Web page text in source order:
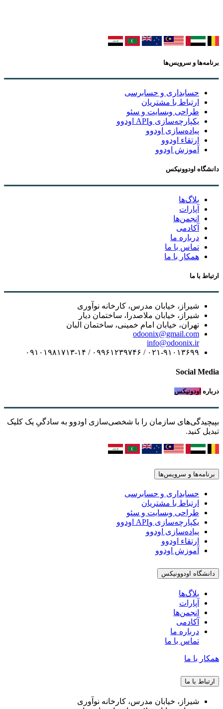
برنامه‌ها و سرویس‌ها
حسابداری و حسابرسی
ارتباط با مشتریان
طراحی وبسایت و سئو
یکپارچه‌سازی وAPI اودوو
پیاده‌سازی اودوو
ارتقاء اودوو
آموزش اودوو
دانشگاه اودوونیکس
بلاگ‌ها
آپارات
انجمن‌ها
آکادمی
درباره ما
تماس با ما
همکار با ما
ارتباط با ما
شیراز، خیابان مدرس، کارخانه نوآوری
شیراز، خیابان ملاصدرا، ساختمان دیار
تهران، خیابان امام خمینی، ساختمان البان
odoonix@gmail.com
info@odoonix.ir
۰۲۱-۹۱۰۱۳۶۹۹ / ۰۹۹۶۱۲۳۹۷۴۶ / ۰۹۱۰۱۹۸۱۷۱۳-۱۴
Social Media
درباره اودونیکس
بپیچیدگی‌های سازمان را با شخصی‌سازی اودوو به سادگیِ یک کلیک
تبدیل کنید.
برنامه‌ها و سرویس‌ها
حسابداری و حسابرسی
ارتباط با مشتریان
طراحی وبسایت و سئو
یکپارچه‌سازی وAPI اودوو
پیاده‌سازی اودوو
ارتقاء اودوو
آموزش اودوو
دانشگاه اودوونیکس
بلاگ‌ها
آپارات
انجمن‌ها
آکادمی
درباره ما
تماس با ما
همکار با ما
ارتباط با ما
شیراز، خیابان مدرس، کارخانه نوآوری